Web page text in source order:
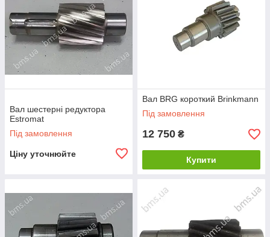
Вал шестерні редуктора
Estromat
Під замовлення
Ціну уточнюйте
Вал BRG короткий Brinkmann
Під замовлення
12 750 ₴
Купити